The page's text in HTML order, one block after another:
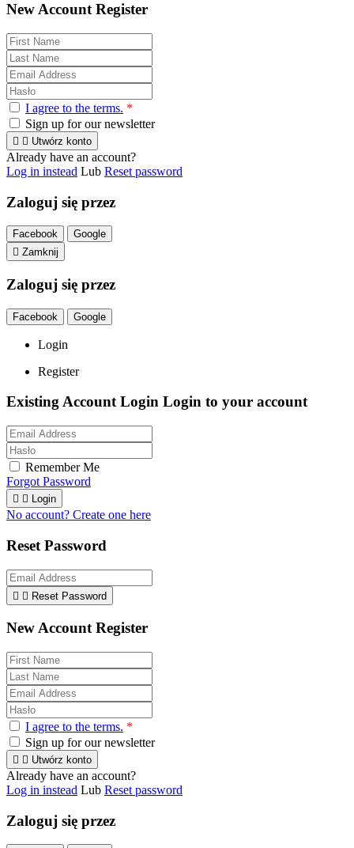
New Account Register
I agree to the terms. *
Sign up for our newsletter
  Utwórz konto
Already have an account?
Log in instead Lub Reset password
Zaloguj się przez
Facebook
Google
 Zamknij
Zaloguj się przez
Facebook Google
Login
Register
Existing Account Login Login to your account
Remember Me
Forgot Password
  Login
No account? Create one here
Reset Password
  Reset Password
New Account Register
I agree to the terms. *
Sign up for our newsletter
  Utwórz konto
Already have an account?
Log in instead Lub Reset password
Zaloguj się przez